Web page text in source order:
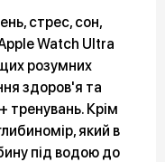
стрес, сон,
Watch Ultra
розумних
здоров'я та
тренувань. Крім
який в
під водою до